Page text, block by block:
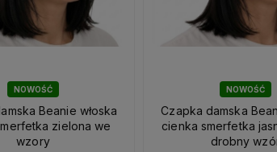
NOWOŚĆ
Beanie włoska
zielona we
wzory
NOWOŚĆ
Czapka damska
cienka smerfetka
drobny